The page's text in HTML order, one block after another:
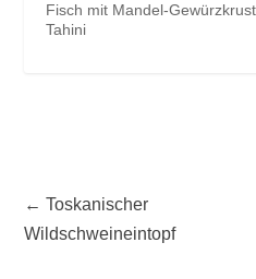
Fisch mit Mandel-
Tahini
←Toskanischer
Wildschweineintopf